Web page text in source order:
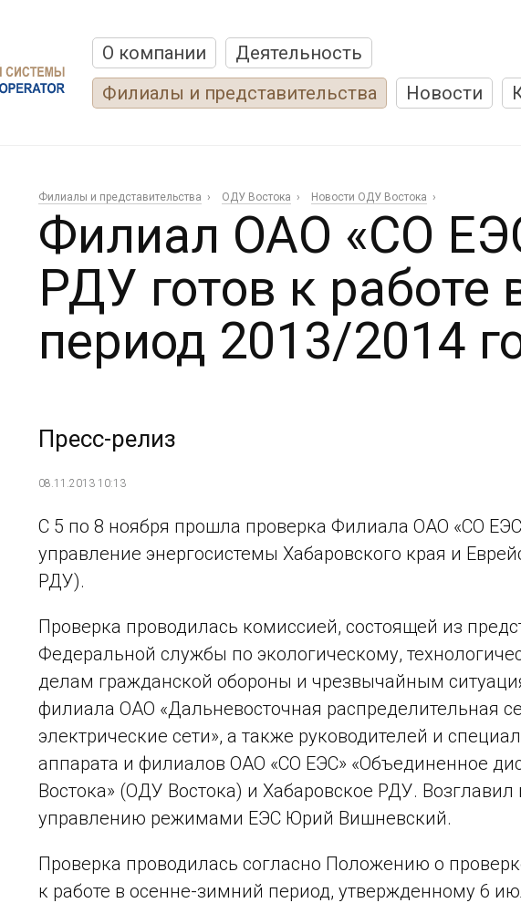
О компании
Деятельность
Филиалы и представительства
Новости
Филиалы и представительства ОДУ Востока Новости ОДУ Востока
Филиал ОАО «СО
РДУ готов к работе
период 2013/2014
Пресс-релиз
08.11.2013 10:13
С 5 по 8 ноября прошла проверка Филиала ОАО «СО
управление энергосистемы Хабаровского края и
РДУ).
Проверка проводилась комиссией, состоящей из
Федеральной службы по экологическому,
делам гражданской обороны и чрезвычайным
филиала ОАО «Дальневосточная распределительная
электрические сети», а также руководителей и
аппарата и филиалов ОАО «СО ЕЭС» «Объединенное
Востока» (ОДУ Востока) и Хабаровское РДУ.
управлению режимами ЕЭС Юрий Вишневский.
Проверка проводилась согласно Положению о
к работе в осенне-зимний период, утвержденному 6